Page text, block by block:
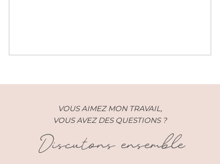
VOUS AIMEZ MON TRAVAIL,
VOUS AVEZ DES QUESTIONS ?
Discutons ensemble